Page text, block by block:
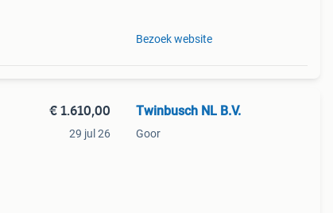
Bezoek website
€ 1.610,00
29 jul 26
Twinbusch NL B.V.
Goor